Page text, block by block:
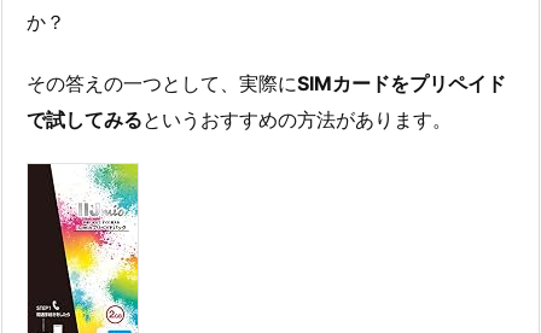
か？
その答えの一つとして、実際にSIMカードをプリペイド
で試してみるというおすすめの方法があります。